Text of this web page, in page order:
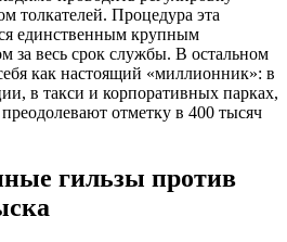
толкателей. Процедура эта
единственным крупным
за весь срок службы. В остальном
как настоящий «миллионник»: в
в такси и корпоративных парках,
отметку в 400 тысяч
гильзы против